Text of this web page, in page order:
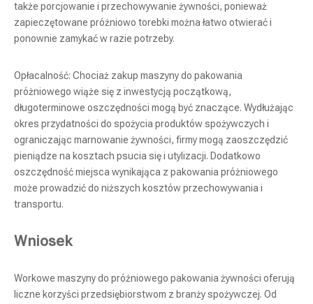
także porcjowanie i przechowywanie żywności, ponieważ
zapieczętowane próżniowo torebki można łatwo otwierać i
ponownie zamykać w razie potrzeby.
Opłacalność: Chociaż zakup maszyny do pakowania
próżniowego wiąże się z inwestycją początkową,
długoterminowe oszczędności mogą być znaczące. Wydłużając
okres przydatności do spożycia produktów spożywczych i
ograniczając marnowanie żywności, firmy mogą zaoszczędzić
pieniądze na kosztach psucia się i utylizacji. Dodatkowo
oszczędność miejsca wynikająca z pakowania próżniowego
może prowadzić do niższych kosztów przechowywania i
transportu.
Wniosek
Workowe maszyny do próżniowego pakowania żywności oferują
liczne korzyści przedsiębiorstwom z branży spożywczej. Od